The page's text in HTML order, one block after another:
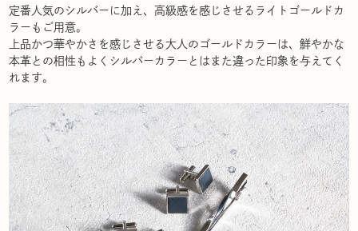
定番人気のシルバーに加え、高級感を感じさせるライトゴールドカ
ラーもご用意。
上品かつ華やかさを感じさせる大人のゴールドカラーは、鮮やかな
本革との相性もよくシルバーカラーとはまた違った印象を与えてく
れます。